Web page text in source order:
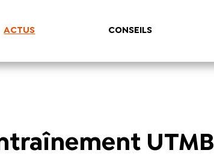
ACTUS CONSEILS
UTMB